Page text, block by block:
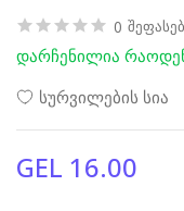
0
დარჩენილია
სურვილების სია
GEL 16.00